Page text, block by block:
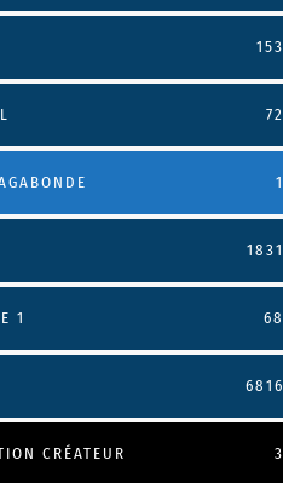
153
72
1
1831
1 68
6816
CRÉATEUR 3